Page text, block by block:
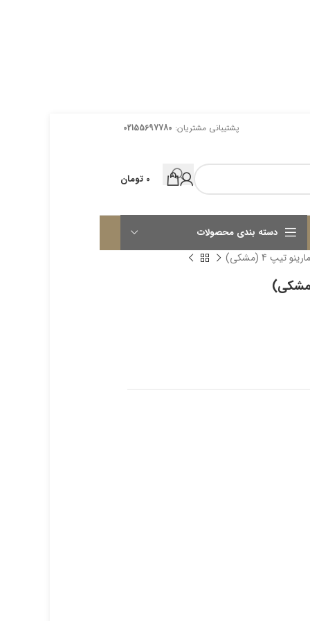
پشتیبانی مشتریان: 02155697780
0 تومان
دسته بندی محصولات
4 (مشکی)